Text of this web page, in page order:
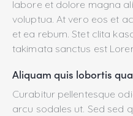
labore et dolore magna
voluptua. At vero eos et
et ea rebum. Stet clita
takimata sanctus est
Aliquam quis lobortis
Curabitur pellentesque
arcu sodales ut. Sed sed